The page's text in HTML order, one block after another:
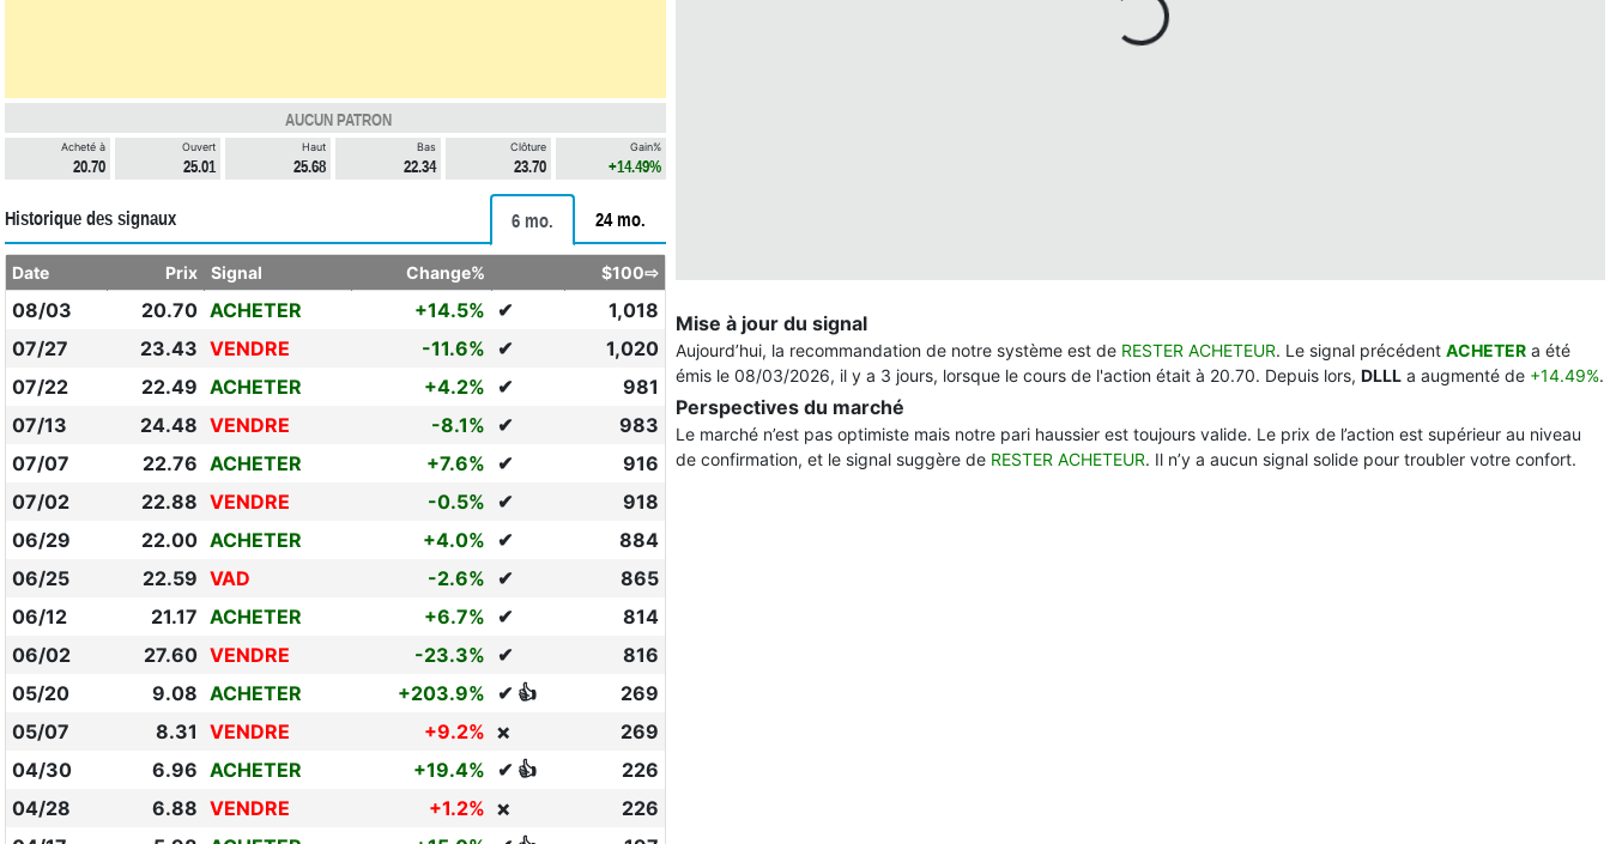
AUCUN PATRON
Acheté à
20.70
Ouvert
25.01
Haut
25.68
Bas
22.34
Clôture
23.70
Gain%
+14.49%
Historique des signaux 6 mo. 24 mo.
Date Prix Signal Change% $100⇨
08/03 20.70 ACHETER +14.5% ✔
1,018
07/27
23.43 VENDRE -11.6% ✔
1,020
07/22
22.49 ACHETER +4.2% ✔
981
07/13
24.48 VENDRE -8.1% ✔
983
07/07
22.76 ACHETER +7.6% ✔
916
07/02
22.88 VENDRE -0.5% ✔
918
06/29
22.00 ACHETER +4.0% ✔
884
06/25
22.59 VAD -2.6% ✔
865
06/12
21.17 ACHETER +6.7% ✔
814
06/02
27.60 VENDRE -23.3% ✔
816
05/20
9.08 ACHETER +203.9% ✔ 👍
269
05/07
8.31 VENDRE +9.2% ❌
269
04/30
6.96 ACHETER +19.4% ✔ 👍
226
04/28
6.88 VENDRE +1.2% ❌
226
Mise à jour du signal
Aujourd’hui, la recommandation de notre système est de RESTER ACHETEUR. Le signal précédent ACHETER a été
émis le 08/03/2026, il y a 3 jours, lorsque le cours de l'action était à 20.70. Depuis lors, DLLL a augmenté de +14.49%.
Perspectives du marché
Le marché n’est pas optimiste mais notre pari haussier est toujours valide. Le prix de l’action est supérieur au niveau
de confirmation, et le signal suggère de RESTER ACHETEUR. Il n’y a aucun signal solide pour troubler votre confort.